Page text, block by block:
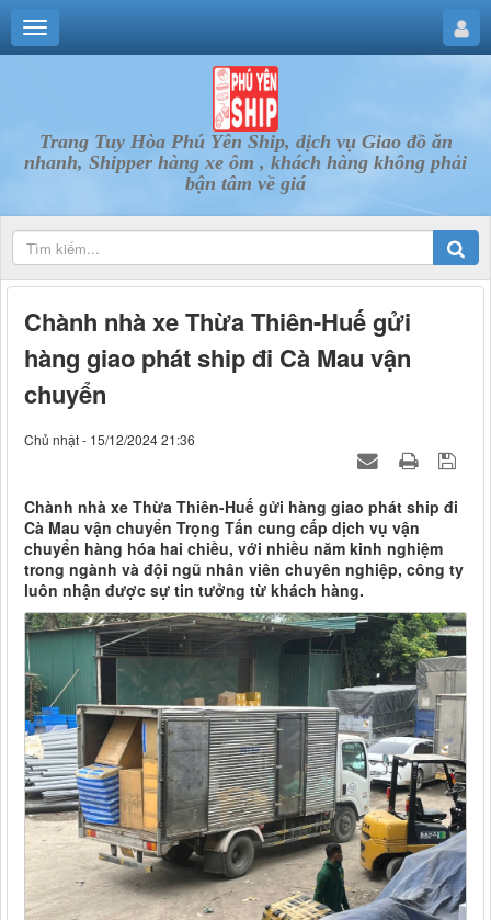
Trang Tuy Hòa Phú Yên Ship, dịch vụ Giao đồ ăn
nhanh, Shipper hàng xe ôm , khách hàng không phải
bận tâm về giá
Chành nhà xe Thừa Thiên-Huế gửi
hàng giao phát ship đi Cà Mau vận
chuyển
Chủ nhật - 15/12/2024 21:36
Chành nhà xe Thừa Thiên-Huế gửi hàng giao phát ship đi
Cà Mau vận chuyển Trọng Tấn cung cấp dịch vụ vận
chuyển hàng hóa hai chiều, với nhiều năm kinh nghiệm
trong ngành và đội ngũ nhân viên chuyên nghiệp, công ty
luôn nhận được sự tin tưởng từ khách hàng.